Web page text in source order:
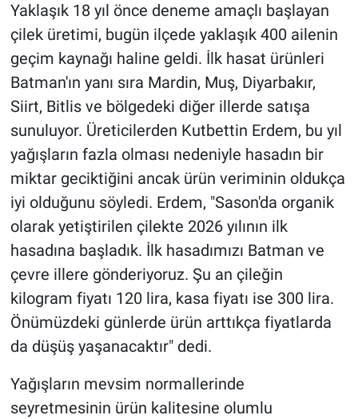
Yaklaşık 18 yıl önce deneme amaçlı başlayan
çilek üretimi, bugün ilçede yaklaşık 400 ailenin
geçim kaynağı haline geldi. İlk hasat ürünleri
Batman'ın yanı sıra Mardin, Muş, Diyarbakır,
Siirt, Bitlis ve bölgedeki diğer illerde satışa
sunuluyor. Üreticilerden Kutbettin Erdem, bu yıl
yağışların fazla olması nedeniyle hasadın bir
miktar geciktiğini ancak ürün veriminin oldukça
iyi olduğunu söyledi. Erdem, "Sason'da organik
olarak yetiştirilen çilekte 2026 yılının ilk
hasadına başladık. İlk hasadımızı Batman ve
çevre illere gönderiyoruz. Şu an çileğin
kilogram fiyatı 120 lira, kasa fiyatı ise 300 lira.
Önümüzdeki günlerde ürün arttıkça fiyatlarda
da düşüş yaşanacaktır" dedi.
Yağışların mevsim normallerinde
seyretmesinin ürün kalitesine olumlu